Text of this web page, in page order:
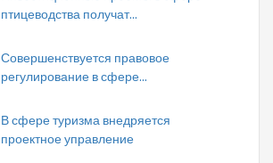
птицеводства получат...
Совершенствуется правовое
регулирование в сфере...
В сфере туризма внедряется
проектное управление